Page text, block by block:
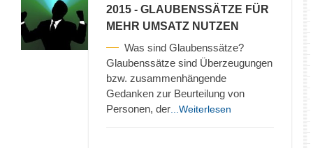
2015 - GLAUBENSSÄTZE FÜR
MEHR UMSATZ NUTZEN
Was sind Glaubenssätze?
Glaubenssätze sind Überzeugungen
bzw. zusammenhängende
Gedanken zur Beurteilung von
Personen, der ...Weiterlesen